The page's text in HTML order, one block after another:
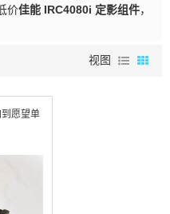
价佳能 IRC4080i 定影组件，
视图
愿望单